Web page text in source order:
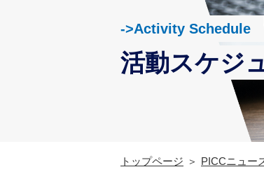
->Activity Schedule
活動スケジ
トップページ PICCニュー